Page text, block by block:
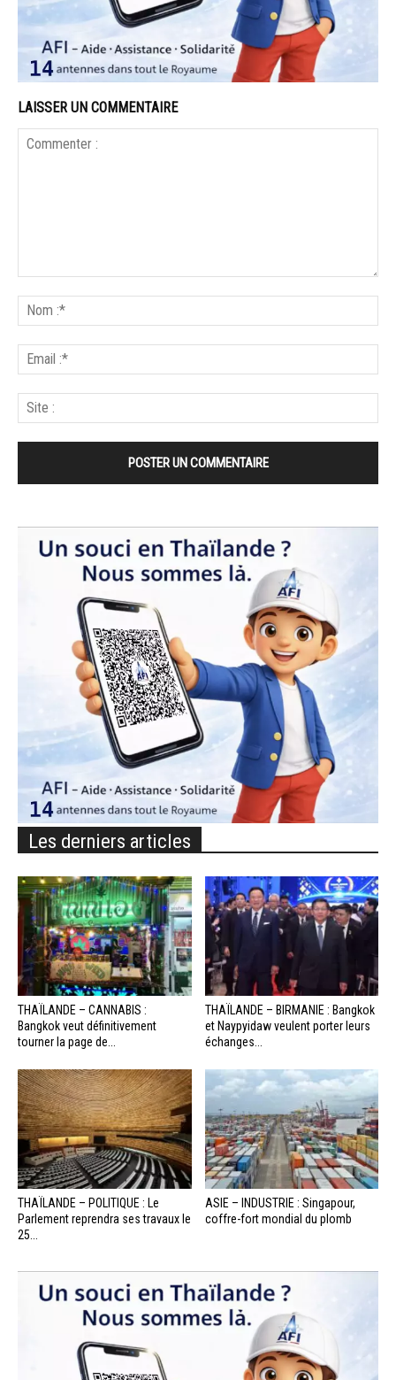
LAISSER UN COMMENTAIRE
Les derniers articles
THAÏLANDE – CANNABIS :
Bangkok veut définitivement
tourner la page de...
THAÏLANDE – BIRMANIE : Bangkok
et Naypyidaw veulent porter leurs
échanges...
THAÏLANDE – POLITIQUE : Le
Parlement reprendra ses travaux le
25...
ASIE – INDUSTRIE : Singapour,
coffre-fort mondial du plomb